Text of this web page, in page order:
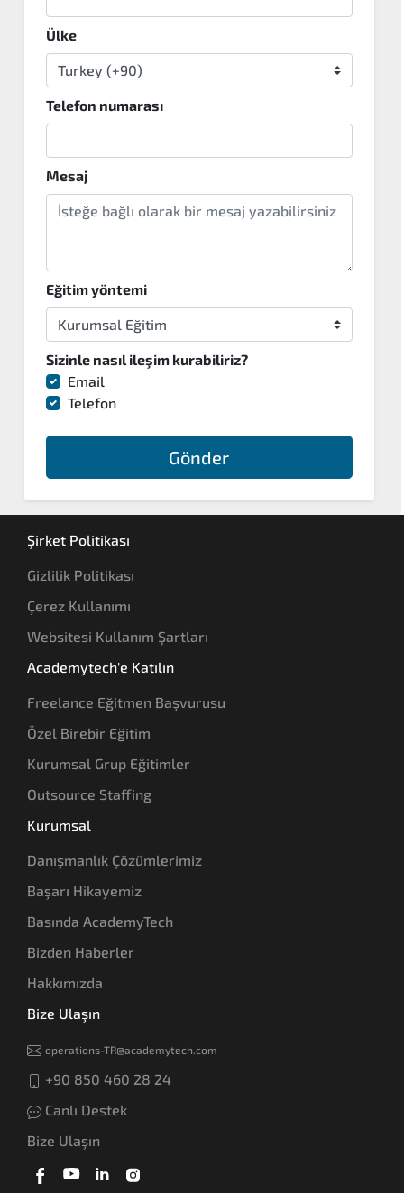
Ülke
Telefon numarası
Mesaj
Eğitim yöntemi
Sizinle nasıl ileşim kurabiliriz?
Email
Telefon
Gönder
Şirket Politikası
Gizlilik Politikası
Çerez Kullanımı
Websitesi Kullanım Şartları
Academytech'e Katılın
Freelance Eğitmen Başvurusu
Özel Birebir Eğitim
Kurumsal Grup Eğitimler
Outsource Staffing
Kurumsal
Danışmanlık Çözümlerimiz
Başarı Hikayemiz
Basında AcademyTech
Bizden Haberler
Hakkımızda
Bize Ulaşın
operations-TR@academytech.com
+90 850 460 28 24
Canlı Destek
Bize Ulaşın